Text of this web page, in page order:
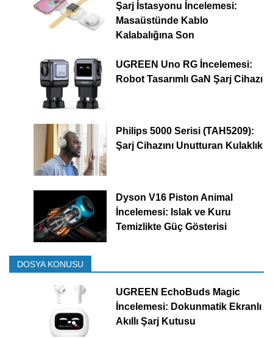
Şarj İstasyonu İncelemesi:
Masaüstünde Kablo
Kalabalığına Son
UGREEN Uno RG İncelemesi:
Robot Tasarımlı GaN Şarj Cihazı
Philips 5000 Serisi (TAH5209):
Şarj Cihazını Unutturan Kulaklık
Dyson V16 Piston Animal
İncelemesi: Islak ve Kuru
Temizlikte Güç Gösterisi
DOSYA KONUSU
UGREEN EchoBuds Magic
İncelemesi: Dokunmatik Ekranlı
Akıllı Şarj Kutusu